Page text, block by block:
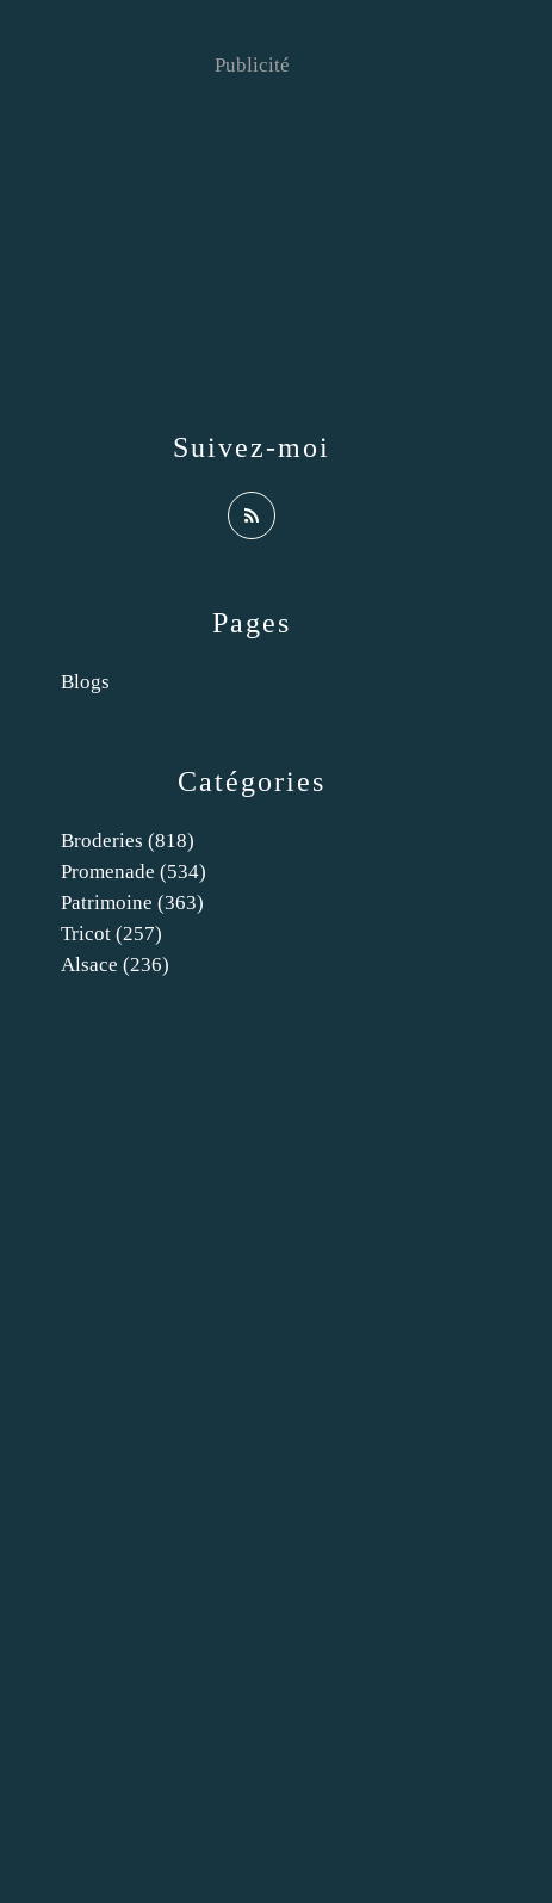
Catégories
Broderies (818)
Promenade (534)
Patrimoine (363)
Tricot (257)
Alsace (236)
Pages
Blogs
Suivez-moi
Publicité